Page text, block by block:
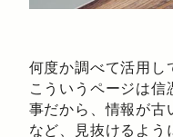
何度か調べて活用し
こういうページは
事だから、情報が古
など、見抜けるよう